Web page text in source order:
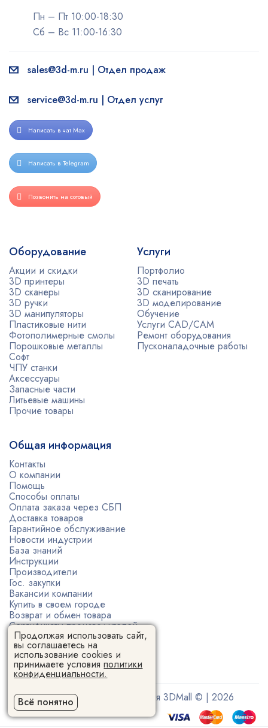
Пн – Пт 10:00-18:30
Сб – Вс 11:00-16:30
sales@3d-m.ru | Отдел продаж
service@3d-m.ru | Отдел услуг
Написать в чат Max
Написать в Telegram
Позвонить на сотовый
Оборудование
Акции и скидки
3D принтеры
3D сканеры
3D ручки
3D манипуляторы
Пластиковые нити
Фотополимерные смолы
Порошковые металлы
Софт
ЧПУ станки
Аксессуары
Запасные части
Литьевые машины
Прочие товары
Услуги
Портфолио
3D печать
3D сканирование
3D моделирование
Обучение
Услуги CAD/CAM
Ремонт оборудования
Пусконаладочные работы
Общая информация
Контакты
О компании
Помощь
Способы оплаты
Оплата заказа через СБП
Доставка товаров
Гарантийное обслуживание
Новости индустрии
База знаний
Инструкции
Производители
Гос. закупки
Вакансии компании
Купить в своем городе
Возврат и обмен товара
Сертификаты производителей
Политика конфиденциальности
Пользовательское соглашение
Поставщик 3D-оборудования 3DMall © | 2026
Продолжая использовать сайт,
вы соглашаетесь на
использование cookies и
принимаете условияполитики
конфиденциальности.
Всё понятно